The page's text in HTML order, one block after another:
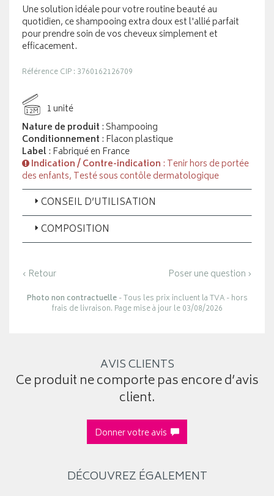
Une solution idéale pour votre routine beauté au
quotidien, ce shampooing extra doux est l'allié parfait
pour prendre soin de vos cheveux simplement et
efficacement.
Référence CIP : 3760162126709
12M
1 unité
Nature de produit : Shampooing
Conditionnement : Flacon plastique
Label: Fabriqué en France
Indication / Contre-indication : Tenir hors de portée
des enfants, Testé sous contôle dermatologique
CONSEIL D’UTILISATION
COMPOSITION
‹ Retour Poser une question ›
Photo non contractuelle- Tous les prix incluent la TVA - hors
frais de livraison. Page mise à jour le 03/08/2026
AVIS CLIENTS
Ce produit ne comporte pas encore d’avis
client.
Donner votre avis
DÉCOUVREZ ÉGALEMENT